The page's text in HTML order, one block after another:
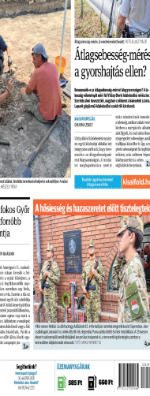
Sopron vármegye
is.
pénztárcabarát
természetesen csak addig,
A lemondás természetesen